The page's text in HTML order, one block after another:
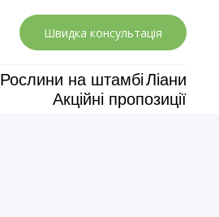
Швидка консультація
Рослини на штамбіЛіани
Акційні пропозиції